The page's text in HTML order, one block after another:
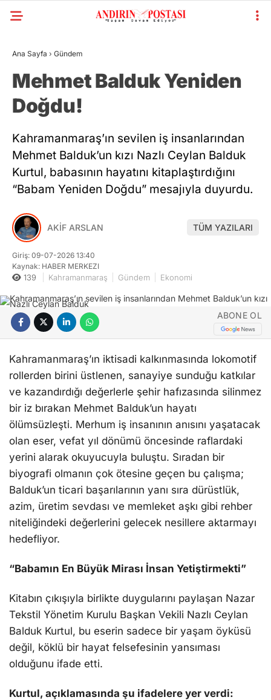
Ana Sayfa › Gündem
Mehmet Balduk Yeniden
Doğdu!
Kahramanmaraş’ın sevilen iş insanlarından
Mehmet Balduk’un kızı Nazlı Ceylan Balduk
Kurtul, babasının hayatını kitaplaştırdığını
“Babam Yeniden Doğdu” mesajıyla duyurdu.
AKİF ARSLAN TÜM YAZILARI
Giriş: 09-07-2026 13:40
Kaynak: HABER MERKEZI
139 Kahramanmaraş Gündem Ekonomi
ABONE OL
Kahramanmaraş’ın iktisadi kalkınmasında lokomotif
rollerden birini üstlenen, sanayiye sunduğu katkılar
ve kazandırdığı değerlerle şehir hafızasında silinmez
bir iz bırakan Mehmet Balduk’un hayatı
ölümsüzleşti. Merhum iş insanının anısını yaşatacak
olan eser, vefat yıl dönümü öncesinde raflardaki
yerini alarak okuyucuyla buluştu. Sıradan bir
biyografi olmanın çok ötesine geçen bu çalışma;
Balduk’un ticari başarılarının yanı sıra dürüstlük,
azim, üretim sevdası ve memleket aşkı gibi rehber
niteliğindeki değerlerini gelecek nesillere aktarmayı
hedefliyor.
“Babamın En Büyük Mirası İnsan Yetiştirmekti”
Kitabın çıkışıyla birlikte duygularını paylaşan Nazar
Tekstil Yönetim Kurulu Başkan Vekili Nazlı Ceylan
Balduk Kurtul, bu eserin sadece bir yaşam öyküsü
değil, köklü bir hayat felsefesinin yansıması
olduğunu ifade etti.
Kurtul, açıklamasında şu ifadelere yer verdi: